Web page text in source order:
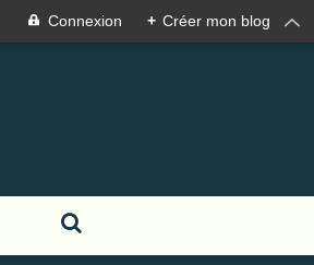
Connexion + Créer mon blog